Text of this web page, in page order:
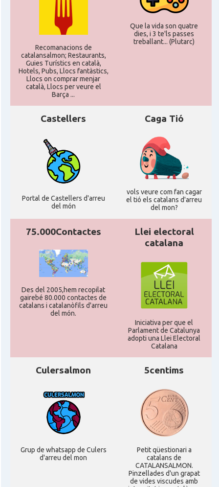
CAMON CATALANS A MANCHESTER
Catalans a MILTON KEYNES
CAMON Catalans a Newcastle upon Tyne
CAMON
CAMON Catalans a Portsmouth
CAMON
Catalans a RUGBY
Catalans a SHEFFIELD
CAMON Catalans a SOUTHAMPTON
CAMON Catalans a STIRLING
Catalans a WIGHT
Casal Centre Català d'Escòcia
Delegació del Govern al Regne Unit i
Irlanda
Consolat general a Edinburgh
Recomanacions de
catalansalmon; Restaurants,
Guies Turístics en català,
Hotels, Pubs, Llocs fantàstics,
Llocs on comprar menjar
català, Llocs per veure el
Barça ...
Que la vida son quatre
dies, i 3 te'ls passes
treballant... (Plutarc)
Castellers
Portal de Castellers d'arreu
del món
Caga Tió
vols veure com fan cagar
el tió els catalans d'arreu
del mon?
75.000Contactes
Des del 2005,hem recopilat
gairebé 80.000 contactes de
catalans i catalanòfils d'arreu
del món.
Llei electoral
catalana
Iniciativa per que el
Parlament de Catalunya
adopti una Llei Electoral
Catalana
Culersalmon
Grup de whatsapp de Culers
d'arreu del mon
5centims
Petit qüestionari a
catalans de
CATALANSALMON.
Pinzellades d'un grapat
de vides viscudes amb